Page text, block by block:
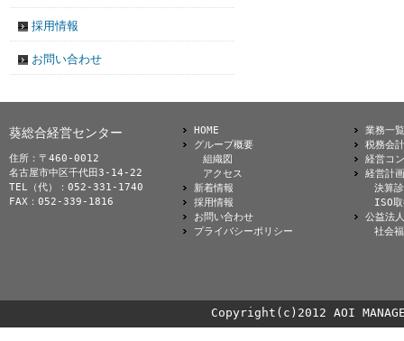
採用情報
お問い合わせ
葵総合経営センター
住所：〒460-0012
名古屋市中区千代田3-14-22
TEL（代）：052-331-1740
FAX：052-339-1816
HOME
グループ概要
組織図
アクセス
新着情報
採用情報
お問い合わせ
プライバシーポリシー
業務一覧
税務会計
経営コ
経営計画
決算
ISO
公益法
社会
Copyright(c)2012 AOI